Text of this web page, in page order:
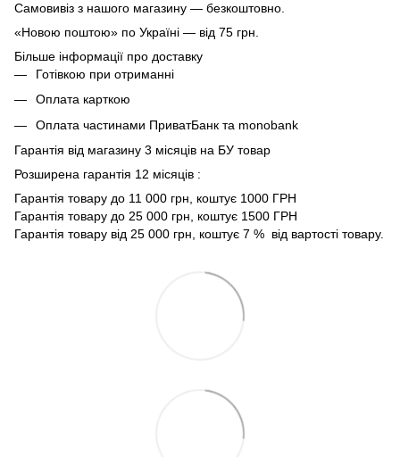
Самовивіз з нашого магазину — безкоштовно.
«Новою поштою» по Україні — від 75 грн.
Більше інформації про доставку
Готівкою при отриманні
Оплата карткою
Оплата частинами ПриватБанк та monobank
Гарантія від магазину 3 місяців на БУ товар
Розширена гарантія 12 місяців :
Гарантія товару до 11 000 грн, коштує 1000 ГРН
Гарантія товару до 25 000 грн, коштує 1500 ГРН
Гарантія товару від 25 000 грн, коштує 7 % від вартості товару.